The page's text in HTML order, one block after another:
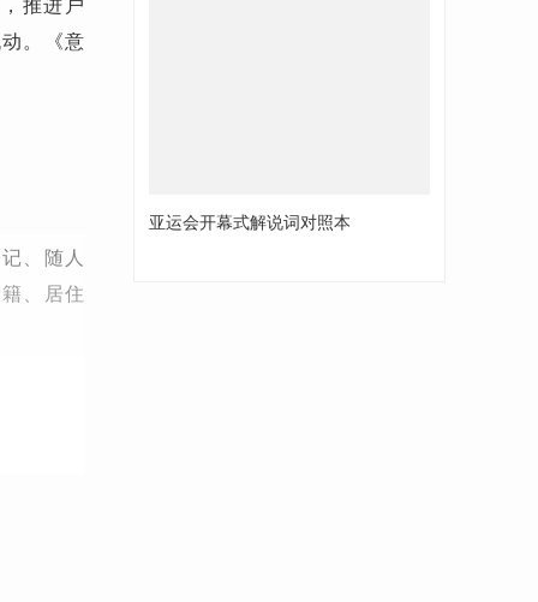
。《意
、随人
、居住
亚运会开幕式解说词对照本